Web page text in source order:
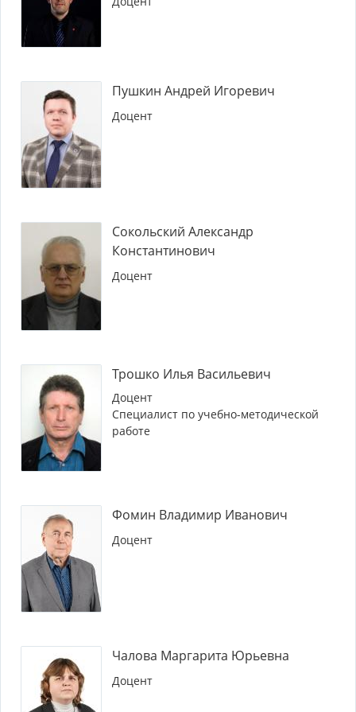
Пушкин Андрей Игоревич
Доцент
Сокольский Александр
Константинович
Доцент
Трошко Илья Васильевич
Доцент
Специалист по учебно-методической
работе
Фомин Владимир Иванович
Доцент
Чалова Маргарита Юрьевна
Доцент